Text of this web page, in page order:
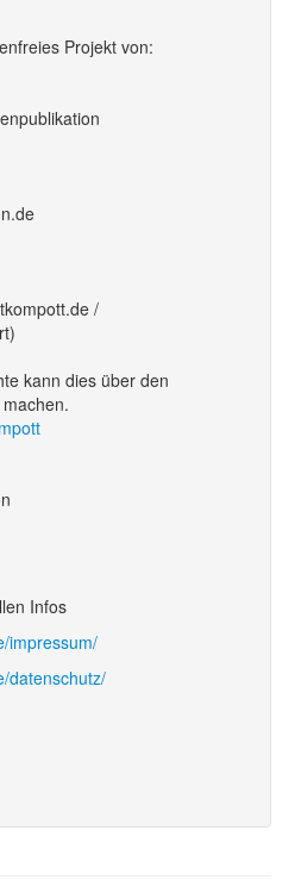
Projekt von:
/
kann dies über den
Infos
impressum/
datenschutz/